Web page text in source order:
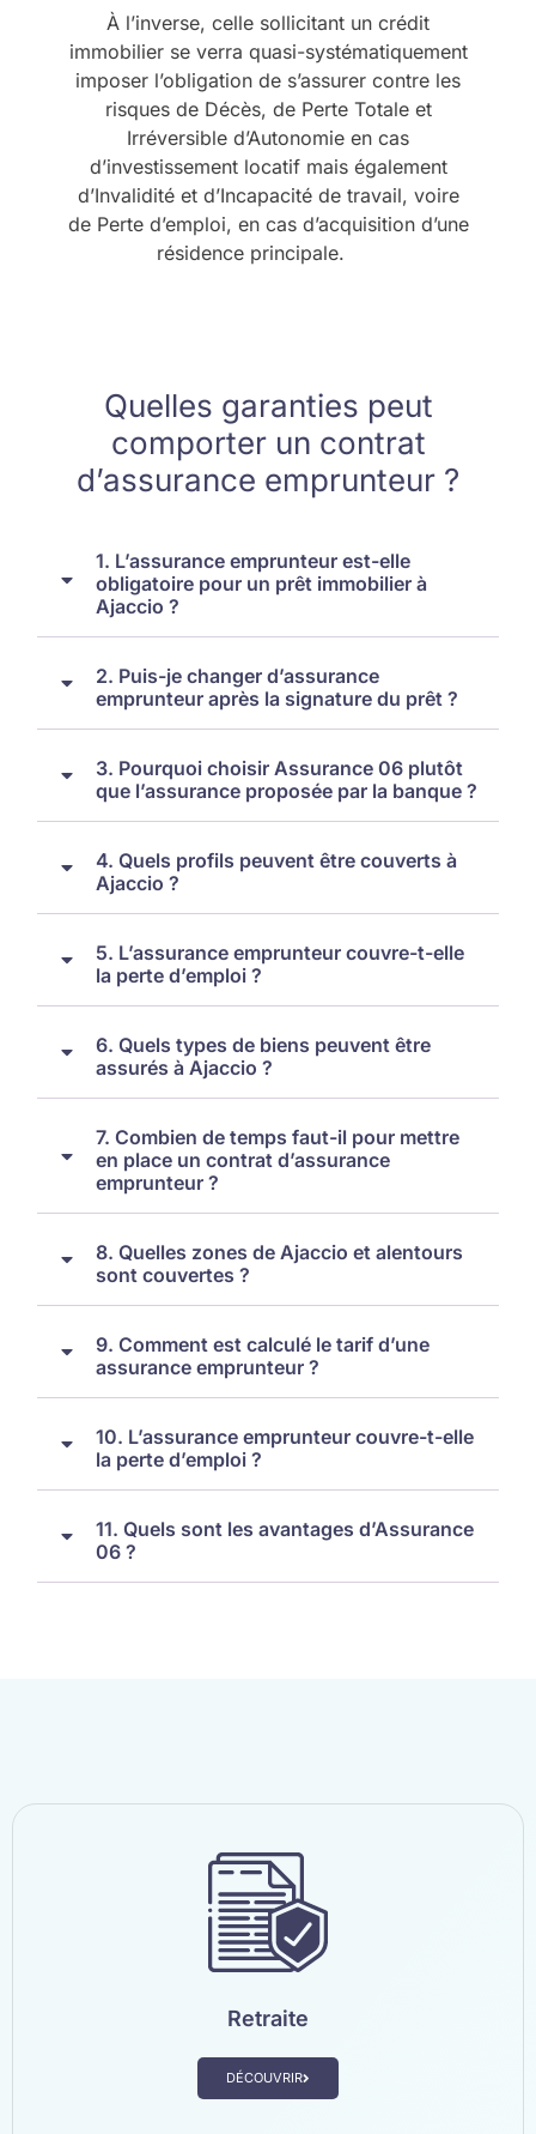
À l’inverse, celle sollicitant un crédit
immobilier se verra quasi-systématiquement
imposer l’obligation de s’assurer contre les
risques de Décès, de Perte Totale et
Irréversible d’Autonomie en cas
d’investissement locatif mais également
d’Invalidité et d’Incapacité de travail, voire
de Perte d’emploi, en cas d’acquisition d’une
résidence principale.
Quelles garanties peut
comporter un contrat
d’assurance emprunteur ?
1. L’assurance emprunteur est-elle
obligatoire pour un prêt immobilier à
Ajaccio ?
2. Puis-je changer d’assurance
emprunteur après la signature du prêt ?
3. Pourquoi choisir Assurance 06 plutôt
que l’assurance proposée par la banque ?
4. Quels profils peuvent être couverts à
Ajaccio ?
5. L’assurance emprunteur couvre-t-elle
la perte d’emploi ?
6. Quels types de biens peuvent être
assurés à Ajaccio ?
7. Combien de temps faut-il pour mettre
en place un contrat d’assurance
emprunteur ?
8. Quelles zones de Ajaccio et alentours
sont couvertes ?
9. Comment est calculé le tarif d’une
assurance emprunteur ?
10. L’assurance emprunteur couvre-t-elle
la perte d’emploi ?
11. Quels sont les avantages d’Assurance
06 ?
Retraite
DÉCOUVRIR